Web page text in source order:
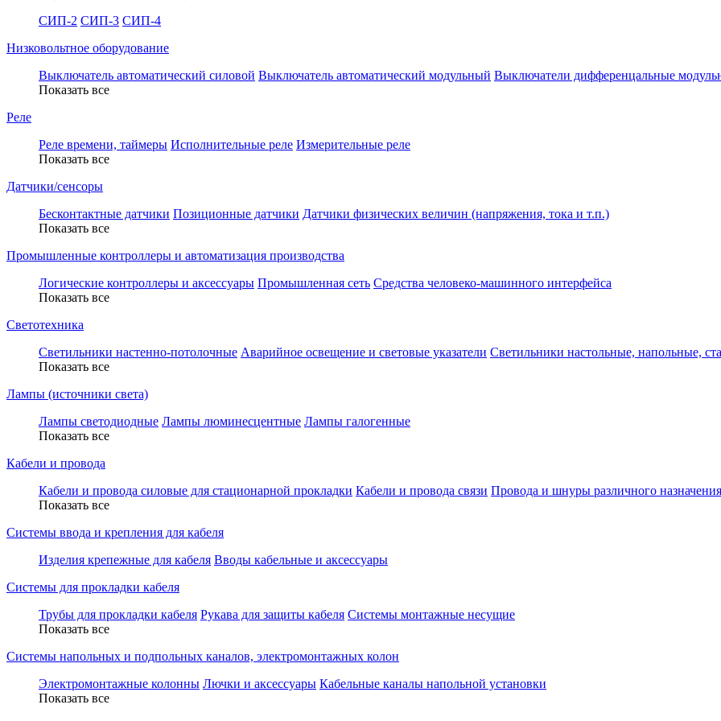
СИП-2 СИП-3 СИП-4
Низковольтное оборудование
Выключатель автоматический силовой Выключатель автоматический модульный Выключатели дифференцальные
Показать все
Реле
Реле времени, таймеры Исполнительные реле Измерительные реле
Показать все
Датчики/сенсоры
Бесконтактные датчики Позиционные датчики Датчики физических величин (напряжения, тока и т.п.)
Показать все
Промышленные контроллеры и автоматизация производства
Логические контроллеры и аксессуары Промышленная сеть Средства человеко-машинного интерфейса
Показать все
Светотехника
Светильники настенно-потолочные Аварийное освещение и световые указатели Светильники настольные, напольные,
Показать все
Лампы (источники света)
Лампы светодиодные Лампы люминесцентные Лампы галогенные
Показать все
Кабели и провода
Кабели и провода силовые для стационарной прокладки Кабели и провода связи Провода и шнуры различного назначения
Показать все
Системы ввода и крепления для кабеля
Изделия крепежные для кабеля Вводы кабельные и аксессуары
Системы для прокладки кабеля
Трубы для прокладки кабеля Рукава для защиты кабеля Системы монтажные несущие
Показать все
Системы напольных и подпольных каналов, электромонтажных колон
Электромонтажные колонны Лючки и аксессуары Кабельные каналы напольной установки
Показать все